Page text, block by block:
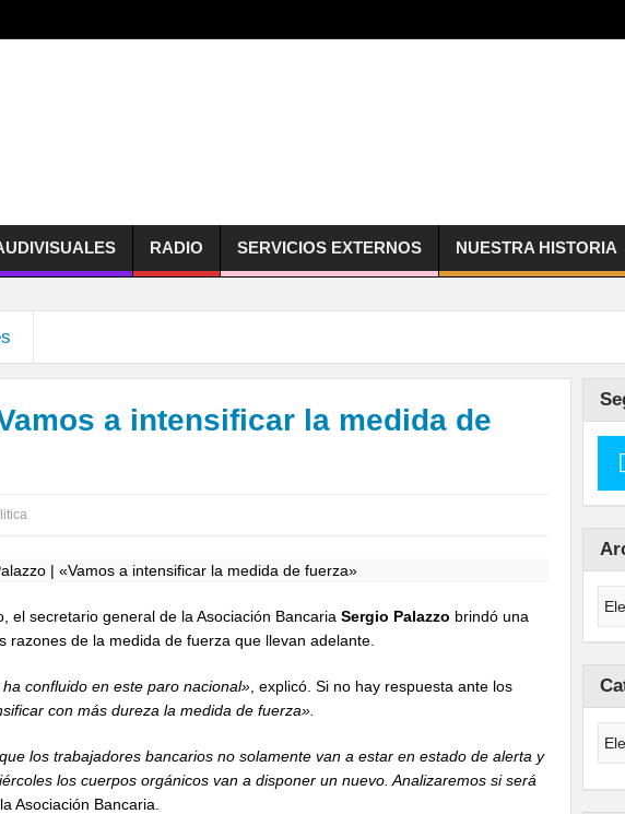
RADIO SERVICIOS EXTERNOS NUESTRA HISTORIA
a intensificar la medida de
el secretario general de la Asociación Bancaria Sergio Palazzo brindó una
de la medida de fuerza que llevan adelante.
confluido en este paro nacional» , explicó. Si no hay respuesta ante los
con más dureza la medida de fuerza».
los trabajadores bancarios no solamente van a estar en estado de alerta y
los cuerpos orgánicos van a disponer un nuevo. Analizaremos si será
Asociación Bancaria.